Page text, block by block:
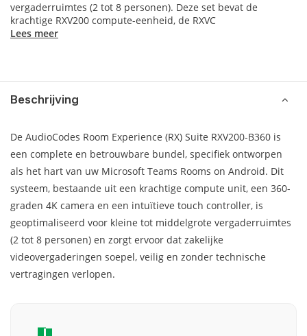
vergaderruimtes (2 tot 8 personen). Deze set bevat de
krachtige RXV200 compute-eenheid, de RXVC
Lees meer
Beschrijving
De AudioCodes Room Experience (RX) Suite RXV200-B360 is
een complete en betrouwbare bundel, specifiek ontworpen
als het hart van uw Microsoft Teams Rooms on Android. Dit
systeem, bestaande uit een krachtige compute unit, een 360-
graden 4K camera en een intuïtieve touch controller, is
geoptimaliseerd voor kleine tot middelgrote vergaderruimtes
(2 tot 8 personen) en zorgt ervoor dat zakelijke
videovergaderingen soepel, veilig en zonder technische
vertragingen verlopen.